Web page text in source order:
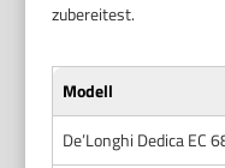
zubereitest.
Modell
De’Longhi Dedica EC